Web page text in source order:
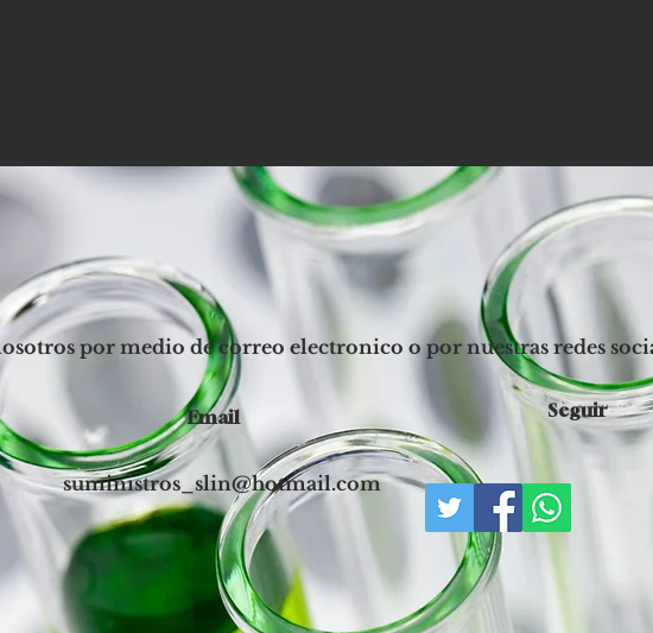
por medio de correo electronico o por nuestras redes
Email
suministros_slin@hotmail.com
Seguir